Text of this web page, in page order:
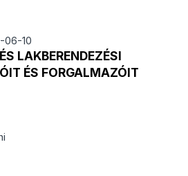
06-10
LAKBERENDEZÉSI
ÉS FORGALMAZÓIT